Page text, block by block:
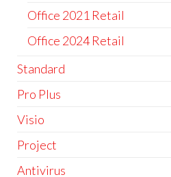
Office 2021 Retail
Office 2024 Retail
Standard
Pro Plus
Visio
Project
Antivirus